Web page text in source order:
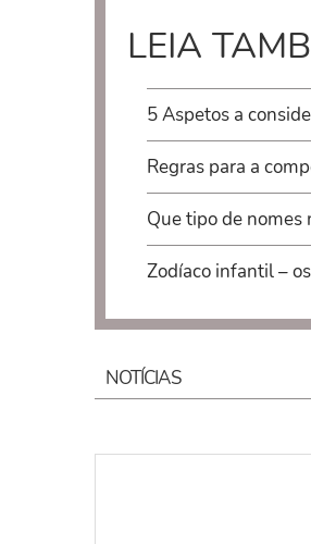
LEIA
5 Aspetos a
Regras para a
Que tipo de nomes
Zodíaco infantil –
NOTÍCIAS